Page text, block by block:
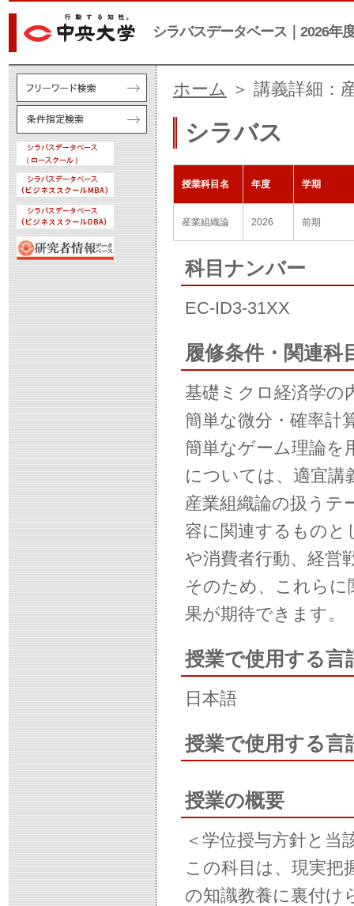
シラバスデータベース｜2026年
ホーム ＞ 講義詳細：
シラバス
授業科目名 年度 学期
産業組織論 2026 前期
科目ナンバー
EC-ID3-31XX
履修条件・関連科
基礎ミクロ経済学の
簡単な微分・確率計
簡単なゲーム理論を
については、適宜
産業組織論の扱うテ
容に関連するものと
や消費者行動、経営
そのため、これら
果が期待できます。
授業で使用する言
日本語
授業で使用する言
授業の概要
＜学位授与方針と当
この科目は、現実把
の知識教養に裏付け